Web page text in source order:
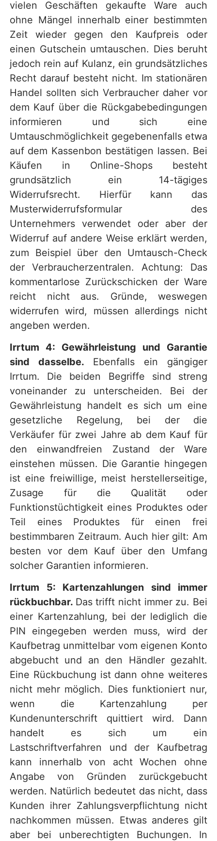
vielen Geschäften gekaufte Ware auch
ohne Mängel innerhalb einer bestimmten
Zeit wieder gegen den Kaufpreis oder
einen Gutschein umtauschen. Dies beruht
jedoch rein auf Kulanz, ein grundsätzliches
Recht darauf besteht nicht. Im stationären
Handel sollten sich Verbraucher daher vor
dem Kauf über die Rückgabebedingungen
informieren und sich eine
Umtauschmöglichkeit gegebenenfalls etwa
auf dem Kassenbon bestätigen lassen. Bei
Käufen in Online-Shops besteht
grundsätzlich ein 14-tägiges
Widerrufsrecht. Hierfür kann das
Musterwiderrufsformular des
Unternehmers verwendet oder aber der
Widerruf auf andere Weise erklärt werden,
zum Beispiel über den Umtausch-Check
der Verbraucherzentralen. Achtung: Das
kommentarlose Zurückschicken der Ware
reicht nicht aus. Gründe, weswegen
widerrufen wird, müssen allerdings nicht
angeben werden.
Irrtum 4: Gewährleistung und Garantie
sind dasselbe. Ebenfalls ein gängiger
Irrtum. Die beiden Begriffe sind streng
voneinander zu unterscheiden. Bei der
Gewährleistung handelt es sich um eine
gesetzliche Regelung, bei der die
Verkäufer für zwei Jahre ab dem Kauf für
den einwandfreien Zustand der Ware
einstehen müssen. Die Garantie hingegen
ist eine freiwillige, meist herstellerseitige,
Zusage für die Qualität oder
Funktionstüchtigkeit eines Produktes oder
Teil eines Produktes für einen frei
bestimmbaren Zeitraum. Auch hier gilt: Am
besten vor dem Kauf über den Umfang
solcher Garantien informieren.
Irrtum 5: Kartenzahlungen sind immer
rückbuchbar. Das trifft nicht immer zu. Bei
einer Kartenzahlung, bei der lediglich die
PIN eingegeben werden muss, wird der
Kaufbetrag unmittelbar vom eigenen Konto
abgebucht und an den Händler gezahlt.
Eine Rückbuchung ist dann ohne weiteres
nicht mehr möglich. Dies funktioniert nur,
wenn die Kartenzahlung per
Kundenunterschrift quittiert wird. Dann
handelt es sich um ein
Lastschriftverfahren und der Kaufbetrag
kann innerhalb von acht Wochen ohne
Angabe von Gründen zurückgebucht
werden. Natürlich bedeutet das nicht, dass
Kunden ihrer Zahlungsverpflichtung nicht
nachkommen müssen. Etwas anderes gilt
aber bei unberechtigten Buchungen. In